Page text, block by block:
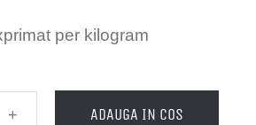
per kilogram
ADAUGA IN COS